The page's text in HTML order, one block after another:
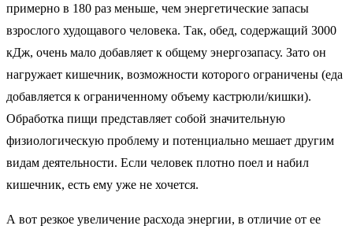
примерно в 180 раз меньше, чем энергетические запасы
взрослого худощавого человека. Так, обед, содержащий 3000
кДж, очень мало добавляет к общему энергозапасу. Зато он
нагружает кишечник, возможности которого ограничены (еда
добавляется к ограниченному объему кастрюли/кишки).
Обработка пищи представляет собой значительную
физиологическую проблему и потенциально мешает другим
видам деятельности. Если человек плотно поел и набил
кишечник, есть ему уже не хочется.
А вот резкое увеличение расхода энергии, в отличие от ее